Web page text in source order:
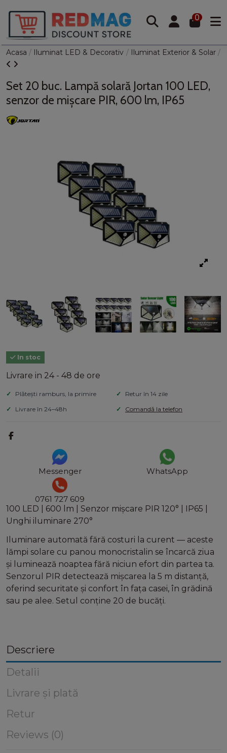
0
Acasa Iluminat LED & Decorativ Iluminat Exterior & Solar
Set 20 buc. Lampă solară Jortan 100 LED,
senzor de mișcare PIR, 600 lm, IP65
In stoc
Livrare in 24 - 48 de ore
100 LED | 600 lm | Senzor mișcare PIR 120° | IP65 |
Unghi iluminare 270°
Iluminare automată fără costuri la curent — aceste
lămpi solare cu panou monocristalin se încarcă ziua
și luminează noaptea fără niciun efort din partea ta.
Senzorul PIR detectează mișcarea la 5 m distanță,
oferind securitate și confort în fața casei, în grădină
sau pe alee. Setul conține 20 de bucăți.
Plătești ramburs, la primire
Retur în 14 zile
Livrare în 24–48h
Comandă la telefon
Messenger WhatsApp
0761 727 609
Descriere
Detalii
Livrare și plată
Retur
Reviews (0)